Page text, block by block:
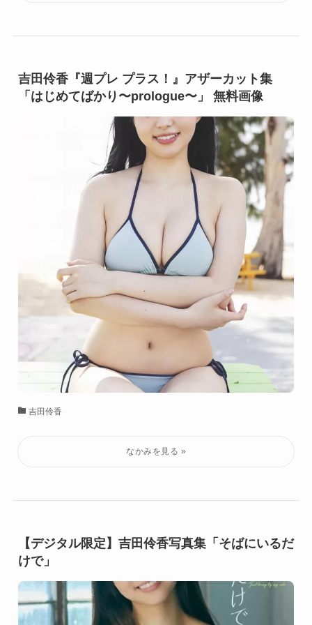
吉田伶香『週プレ プラス！』アザーカット集
「はじめてばかり〜prologue〜」 無料画像
吉田伶香
【デジタル限定】吉田伶香写真集「そばにいるだ
けで」